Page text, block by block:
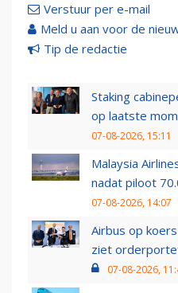
Verstuur per e-mail
Meld u aan voor de
Tip de redactie
Staking
op laatste
07-08-2026, 15:11
Malaysia
nadat piloot
07-08-2026, 14:07
Airbus op
ziet
07-08-2026,